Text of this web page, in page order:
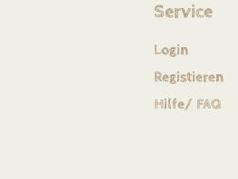
Service
Login
Registieren
Hilfe/ FAQ